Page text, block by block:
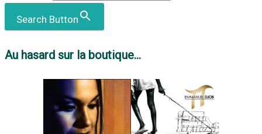
Search Button
Au hasard sur la boutique...